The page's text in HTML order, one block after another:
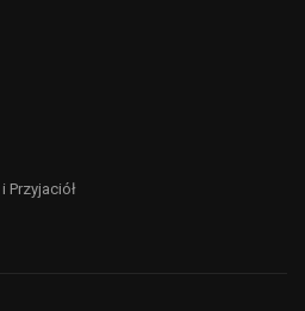
Przyjaciół